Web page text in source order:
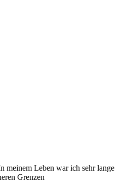
Leben war ich sehr lange
Grenzen